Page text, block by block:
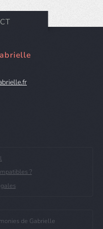
?
de Gabrielle